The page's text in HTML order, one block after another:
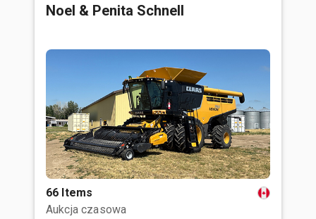
Noel & Penita Schnell
66 Items
Aukcja czasowa